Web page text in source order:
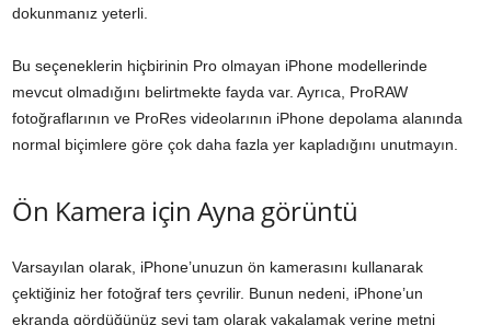
dokunmanız yeterli.
Bu seçeneklerin hiçbirinin Pro olmayan iPhone modellerinde
mevcut olmadığını belirtmekte fayda var. Ayrıca, ProRAW
fotoğraflarının ve ProRes videolarının iPhone depolama alanında
normal biçimlere göre çok daha fazla yer kapladığını unutmayın.
Ön Kamera için Ayna görüntü
Varsayılan olarak, iPhone’unuzun ön kamerasını kullanarak
çektiğiniz her fotoğraf ters çevrilir. Bunun nedeni, iPhone’un
ekranda gördüğünüz şeyi tam olarak yakalamak yerine metni